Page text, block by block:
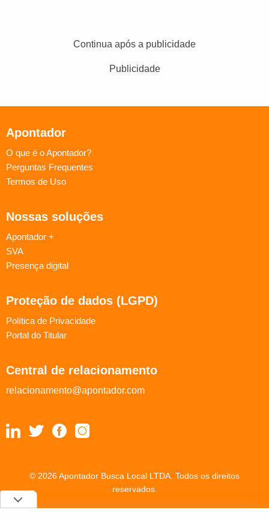
Continua após a publicidade
Publicidade
Apontador
O que é o Apontador?
Perguntas Frequentes
Termos de Uso
Nossas soluções
Apontador +
SVA
Presença digital
Proteção de dados (LGPD)
Política de Privacidade
Portal do Titular
Central de relacionamento
relacionamento@apontador.com
© 2026 Apontador Busca Local LTDA. Todos os direitos
reservados.